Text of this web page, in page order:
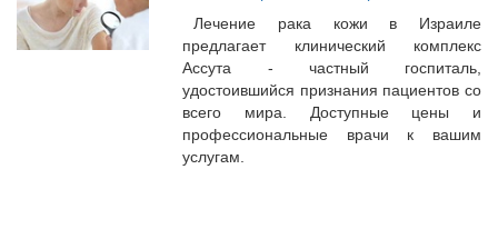
Лечение рака кожи в Израиле
предлагает клинический комплекс
Ассута - частный госпиталь,
удостоившийся признания пациентов со
всего мира. Доступные цены и
профессиональные врачи к вашим
услугам.